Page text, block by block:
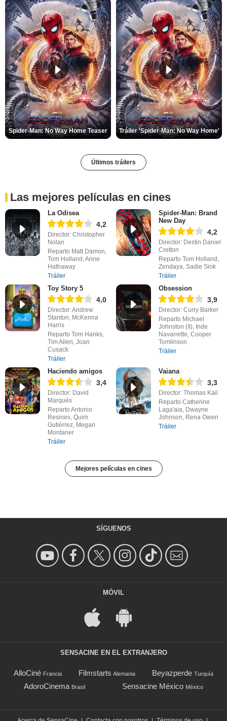
Spider-Man: No Way Home Teaser Tráiler 'Spider-Man: No Way Home'
Últimos tráilers
Las mejores películas en cines
La Odisea
4,2
Director: Christopher
Nolan
Reparto Matt Damon,
Tom Holland, Anne
Hathaway
Tráiler
Spider-Man: Brand
New Day
4,2
Director: Destin Daniel
Cretton
Reparto Tom Holland,
Zendaya, Sadie Sink
Tráiler
Toy Story 5
4,0
Director: Andrew
Stanton, McKenna
Harris
Reparto Tom Hanks,
Tim Allen, Joan
Cusack
Tráiler
Obsession
3,9
Director: Curry Barker
Reparto Michael
Johnston (II), Inde
Navarrette, Cooper
Tomlinson
Tráiler
Haciendo amigos
3,4
Director: David
Marqués
Reparto Antonio
Resines, Quim
Gutiérrez, Megan
Montaner
Tráiler
Vaiana
3,3
Director: Thomas Kail
Reparto Catherine
Laga'aia, Dwayne
Johnson, Rena Owen
Tráiler
Mejores películas en cines
SÍGUENOS
MÓVIL
SENSACINE EN EL EXTRANJERO
AlloCiné Francia Filmstarts Alemania Beyazperde Turquía
AdoroCinema Brasil Sensacine México México